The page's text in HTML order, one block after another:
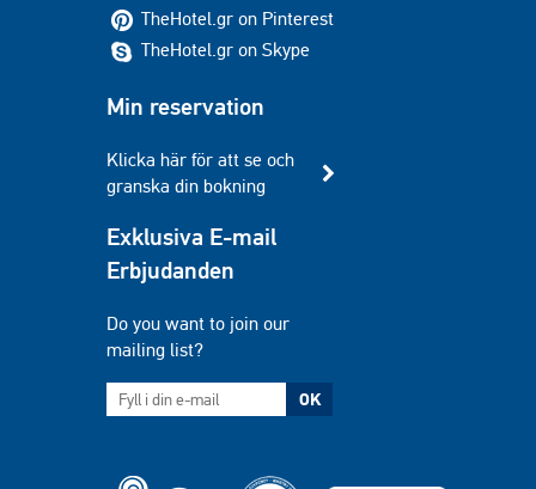
TheHotel.gr on Pinterest
TheHotel.gr on Skype
Min reservation
Klicka här för att se och
granska din bokning
Exklusiva E-mail
Erbjudanden
Do you want to join our
mailing list?
OK